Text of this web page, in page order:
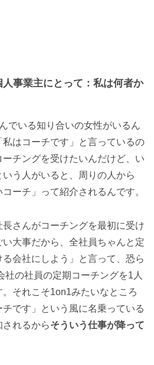
事業主にとって：私は何者か
でいる知り合いの女性がいるん
はコーチです」と言っているの
チングを受けたいんだけど、い
う人がいると、周りの人から
ーチ」って紹介されるんです。
さんがコーチングを最初に受け
大事だから、全社員ちゃんと定
会社にしよう」と言って、恐ら
社の社員の定期コーチングを1人
それこそ1on1みたいなところ
です」という風に名乗っている
されるからそういう仕事が降って